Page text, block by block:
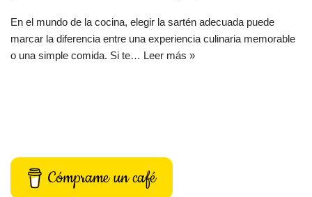
En el mundo de la cocina, elegir la sartén adecuada puede
marcar la diferencia entre una experiencia culinaria memorable
o una simple comida. Si te… Leer más »
Cómprame un café